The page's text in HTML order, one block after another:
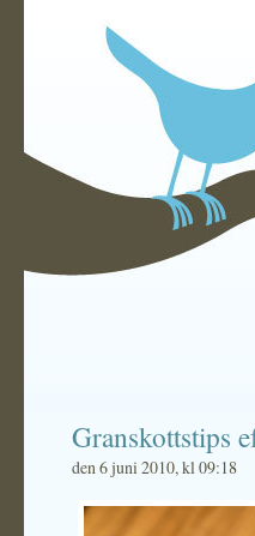
Granskottstips
den 6 juni 2010, kl 09:18